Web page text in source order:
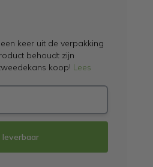
keer uit de verpakking
behoudt zijn
koop! Lees
leverbaar